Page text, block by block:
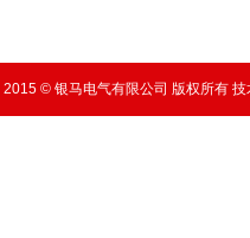
2015 © 银马电气有限公司 版权所有 技